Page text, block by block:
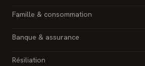
Famille & consommation
Banque & assurance
Résiliation